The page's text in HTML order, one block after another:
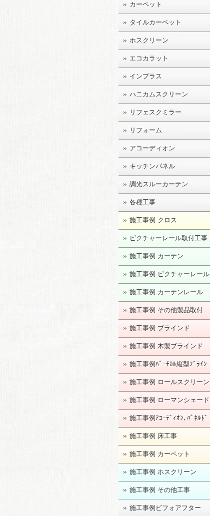
カーペット
タイルカーペット
ホスクリーン
エコカラット
インプラス
ハニカムスクリーン
リフェスクミラー
リフォーム
アコーディオン
キッチンパネル
調光スルーカーテン
各種工事
施工事例 クロス
ピクチャーレール取付工事
施工事例 カーテン
施工事例 ピクチャーレール
施工事例 カーテンレール
施工事例 その他製品取付
施工事例 ブラインド
施工事例 木製ブラインド
施工事例ﾊﾞｰﾁｶﾙ縦型ﾌﾞﾗｲﾝ
ﾄﾞ 施工事例 ロールスクリーン
施工事例 ローマンシェード
施工事例ｱｺｰﾃﾞｨｵﾝ､ﾊﾟﾈﾙﾄﾞ
施工事例 床工事
施工事例 カーペット
施工事例 ホスクリーン
施工事例 その他工事
施工事例ビフォアフター